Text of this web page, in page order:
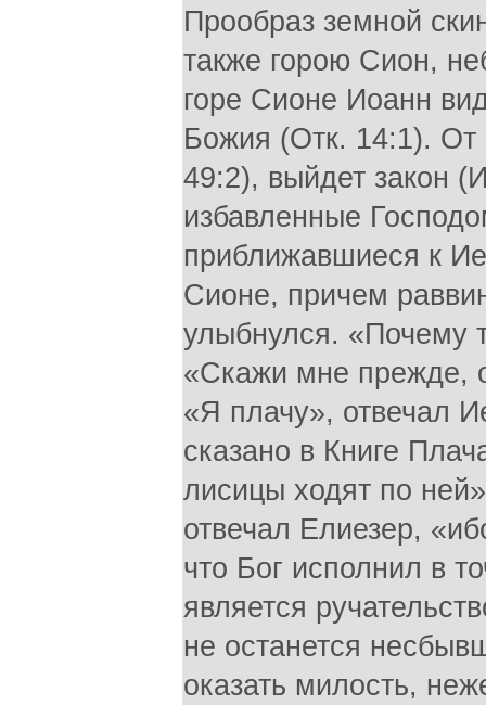
Прообраз земной
также горою Сион,
горе Сионе Иоанн
Божия (Отк. 14:1). От
49:2), выйдет закон
избавленные
приближавшиеся к
Сионе, причем
улыбнулся.
«Скажи мне прежде,
«Я плачу», отвечал
сказано в Книге
лисицы ходят по
отвечал Елиезер,
что Бог исполнил в
является
не останется
оказать милость,